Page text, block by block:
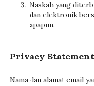
Naskah yang
dan elektronik
apapun.
Privacy Statement
Nama dan alamat email